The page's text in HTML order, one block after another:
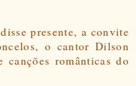
presente, a convite
o cantor Dilson
românticas do